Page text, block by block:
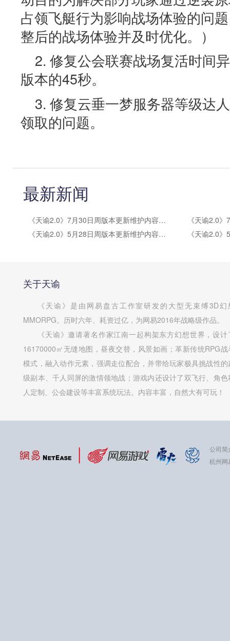
占领飞艇行为影响战场体验的问
整后的战场体验并及时优化。）
2. 修复公会联赛战场复活时间
版本的45秒。
3. 修复云垂一梦服务器等级达
领取的问题。
最新新闻
《天谕2.0》7月30日周版本更新维护内容公告
《天谕2.0》5月28日周版本更新维护内容公告
关于天谕
《天谕》是由网易盘古工作室研发的大型无束缚3D幻
MMORPG。历时六年、耗资过亿，为网易2016年战略级作品。
《天谕》邀请著名作家江南一起构架东方幻想世界，设计
16170000㎡无缝地图，昼夜交替，风景如画；革新传统RPG战
模式，融入动作元素，强调走位配合，并带给玩家极具挑战性的
级副本、千人同屏的激情领地战；游戏内还设计了双飞行、角色
人定制、公会建设等丰富系统玩法。内容丰富，自然大有可玩！
公司简
杭州